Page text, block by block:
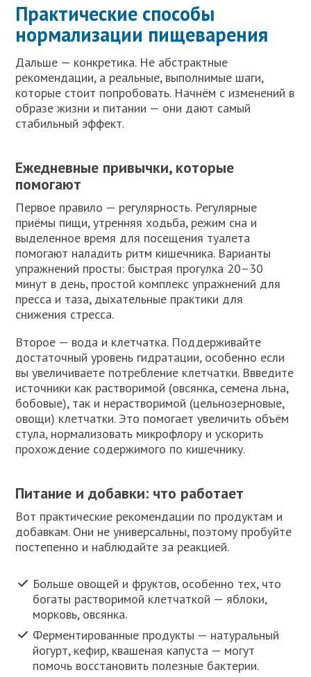
Практические способы
нормализации пищеварения
Дальше — конкретика. Не абстрактные
рекомендации, а реальные, выполнимые шаги,
которые стоит попробовать. Начнём с изменений в
образе жизни и питании — они дают самый
стабильный эффект.
Ежедневные привычки, которые
помогают
Первое правило — регулярность. Регулярные
приёмы пищи, утренняя ходьба, режим сна и
выделенное время для посещения туалета
помогают наладить ритм кишечника. Варианты
упражнений просты: быстрая прогулка 20–30
минут в день, простой комплекс упражнений для
пресса и таза, дыхательные практики для
снижения стресса.
Второе — вода и клетчатка. Поддерживайте
достаточный уровень гидратации, особенно если
вы увеличиваете потребление клетчатки. Ввведите
источники как растворимой (овсянка, семена льна,
бобовые), так и нерастворимой (цельнозерновые,
овощи) клетчатки. Это помогает увеличить объём
стула, нормализовать микрофлору и ускорить
прохождение содержимого по кишечнику.
Питание и добавки: что работает
Вот практические рекомендации по продуктам и
добавкам. Они не универсальны, поэтому пробуйте
постепенно и наблюдайте за реакцией.
Больше овощей и фруктов, особенно тех, что
богаты растворимой клетчаткой — яблоки,
морковь, овсянка.
Ферментированные продукты — натуральный
йогурт, кефир, квашеная капуста — могут
помочь восстановить полезные бактерии.